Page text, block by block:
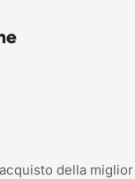
della miglior